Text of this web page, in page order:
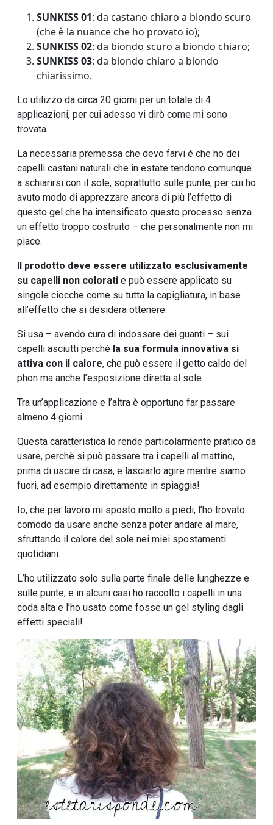
SUNKISS 01: da castano chiaro a biondo scuro
(che è la nuance che ho provato io);
SUNKISS 02: da biondo scuro a biondo chiaro;
SUNKISS 03: da biondo chiaro a biondo
chiarissimo.
Lo utilizzo da circa 20 giorni per un totale di 4
applicazioni, per cui adesso vi dirò come mi sono
trovata.
La necessaria premessa che devo farvi è che ho dei
capelli castani naturali che in estate tendono comunque
a schiarirsi con il sole, soprattutto sulle punte, per cui ho
avuto modo di apprezzare ancora di più l’effetto di
questo gel che ha intensificato questo processo senza
un effetto troppo costruito – che personalmente non mi
piace.
Il prodotto deve essere utilizzato esclusivamente
su capelli non colorati e può essere applicato su
singole ciocche come su tutta la capigliatura, in base
all’effetto che si desidera ottenere.
Si usa – avendo cura di indossare dei guanti – sui
capelli asciutti perchè la sua formula innovativa si
attiva con il calore, che può essere il getto caldo del
phon ma anche l’esposizione diretta al sole.
Tra un’applicazione e l’altra è opportuno far passare
almeno 4 giorni.
Questa caratteristica lo rende particolarmente pratico da
usare, perchè si può passare tra i capelli al mattino,
prima di uscire di casa, e lasciarlo agire mentre siamo
fuori, ad esempio direttamente in spiaggia!
Io, che per lavoro mi sposto molto a piedi, l’ho trovato
comodo da usare anche senza poter andare al mare,
sfruttando il calore del sole nei miei spostamenti
quotidiani.
L’ho utilizzato solo sulla parte finale delle lunghezze e
sulle punte, e in alcuni casi ho raccolto i capelli in una
coda alta e l’ho usato come fosse un gel styling dagli
effetti speciali!